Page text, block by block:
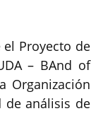
el Proyecto de
– BAnd of
Organización
de análisis de